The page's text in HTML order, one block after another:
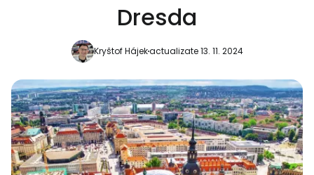
Dresda
Kryštof Hájekactualizate 13. 11. 2024
Continuați cu Facebook
Continuați cu e-mailul